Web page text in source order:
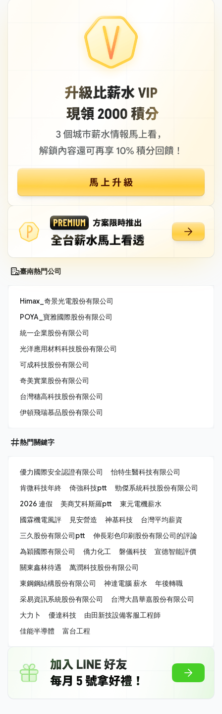
臺南熱門公司
Himax_奇景光電股份有限公司
POYA_寶雅國際股份有限公司
統一企業股份有限公司
光洋應用材料科技股份有限公司
可成科技股份有限公司
奇美實業股份有限公司
台灣穗高科技股份有限公司
伊頓飛瑞慕品股份有限公司
熱門關鍵字
優力國際安全認證有限公司
怡特生醫科技有限公司
肯微科技年終
倚強科技ptt
勁傑系統科技股份有限公司
2026 連假
美商艾科斯羅ptt
東元電機薪水
國霖機電風評
見安營造 神基科技
台灣平均薪資
三久股份有限公司ptt
伸長彩色印刷股份有限公司的評論
為穎國際有限公司
僑力化工 磐儀科技
宣德智能評價
關東鑫林待遇
萬潤科技股份有限公司
東鋼鋼結構股份有限公司
神達電腦 薪水
年後轉職
采易資訊系統股份有限公司
台灣大昌華嘉股份有限公司
大力卜
優達科技
由田新技設備客服工程師
佳能半導體
富台工程